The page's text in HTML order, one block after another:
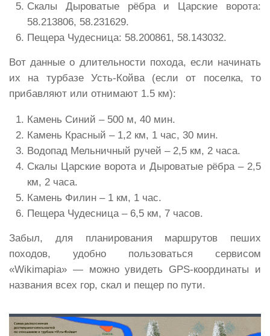
Скалы Дыроватые рёбра и Царские ворота:
58.213806, 58.231629.
Пещера Чудесница: 58.200861, 58.143032.
Вот данные о длительности похода, если начинать
их на турбазе Усть-Койва (если от поселка, то
прибавляют или отнимают 1.5 км):
Камень Синий – 500 м, 40 мин.
Камень Красный – 1,2 км, 1 час, 30 мин.
Водопад Мельничный ручей – 2,5 км, 2 часа.
Скалы Царские ворота и Дыроватые рёбра – 2,5
км, 2 часа.
Камень Филин – 1 км, 1 час.
Пещера Чудесница – 6,5 км, 7 часов.
Забыл, для планирования маршрутов пеших
походов, удобно пользоваться сервисом
«Wikimapia» — можно увидеть GPS-координаты и
названия всех гор, скал и пещер по пути.